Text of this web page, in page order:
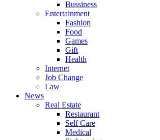
Bussiness
Entertainment
Fashion
Food
Games
Gift
Health
Internet
Job Change
Law
News
Real Estate
Restaurant
Self Care
Medical